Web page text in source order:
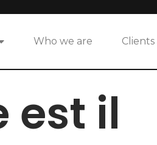
Who we are Clients
est il